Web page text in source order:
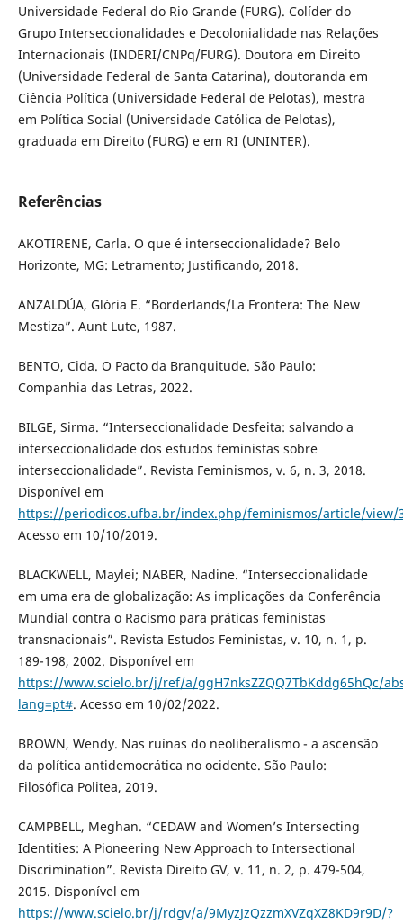
Universidade Federal do Rio Grande (FURG). Colíder do
Grupo Interseccionalidades e Decolonialidade nas Relações
Internacionais (INDERI/CNPq/FURG). Doutora em Direito
(Universidade Federal de Santa Catarina), doutoranda em
Ciência Política (Universidade Federal de Pelotas), mestra
em Política Social (Universidade Católica de Pelotas),
graduada em Direito (FURG) e em RI (UNINTER).
Referências
AKOTIRENE, Carla. O que é interseccionalidade? Belo
Horizonte, MG: Letramento; Justificando, 2018.
ANZALDÚA, Glória E. “Borderlands/La Frontera: The New
Mestiza”. Aunt Lute, 1987.
BENTO, Cida. O Pacto da Branquitude. São Paulo:
Companhia das Letras, 2022.
BILGE, Sirma. “Interseccionalidade Desfeita: salvando a
interseccionalidade dos estudos feministas sobre
interseccionalidade”. Revista Feminismos, v. 6, n. 3, 2018.
Disponível em
https://periodicos.ufba.br/index.php/feminismos/article/view/
Acesso em 10/10/2019.
BLACKWELL, Maylei; NABER, Nadine. “Interseccionalidade
em uma era de globalização: As implicações da Conferência
Mundial contra o Racismo para práticas feministas
transnacionais”. Revista Estudos Feministas, v. 10, n. 1, p.
189-198, 2002. Disponível em
https://www.scielo.br/j/ref/a/ggH7nksZZQQ7TbKddg65hQc/
lang=pt#. Acesso em 10/02/2022.
BROWN, Wendy. Nas ruínas do neoliberalismo - a ascensão
da política antidemocrática no ocidente. São Paulo:
Filosófica Politea, 2019.
CAMPBELL, Meghan. “CEDAW and Women’s Intersecting
Identities: A Pioneering New Approach to Intersectional
Discrimination”. Revista Direito GV, v. 11, n. 2, p. 479-504,
2015. Disponível em
https://www.scielo.br/j/rdgv/a/9MyzJzQzzmXVZqXZ8KD9r9D/?